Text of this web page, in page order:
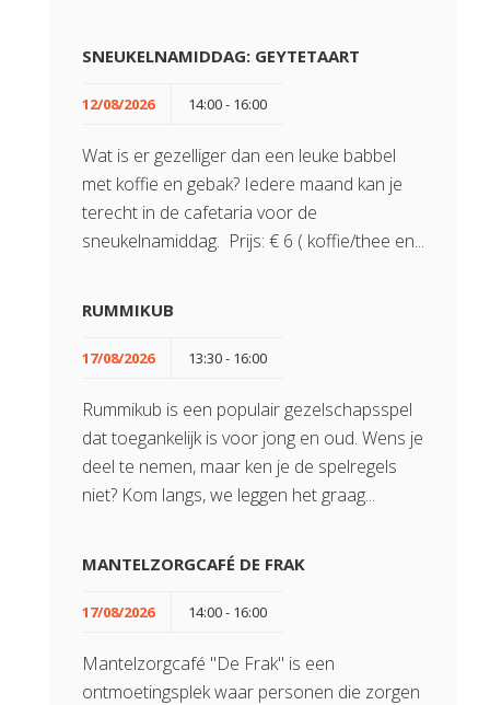
SNEUKELNAMIDDAG: GEYTETAART
12/08/2026 14:00 - 16:00
Wat is er gezelliger dan een leuke babbel
met koffie en gebak? Iedere maand kan je
terecht in de cafetaria voor de
sneukelnamiddag. Prijs: € 6 ( koffie/thee en...
RUMMIKUB
17/08/2026 13:30 - 16:00
Rummikub is een populair gezelschapsspel
dat toegankelijk is voor jong en oud. Wens je
deel te nemen, maar ken je de spelregels
niet? Kom langs, we leggen het graag...
MANTELZORGCAFÉ DE FRAK
17/08/2026 14:00 - 16:00
Mantelzorgcafé "De Frak" is een
ontmoetingsplek waar personen die zorgen